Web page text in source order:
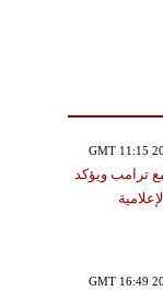
ترامب ويؤكد